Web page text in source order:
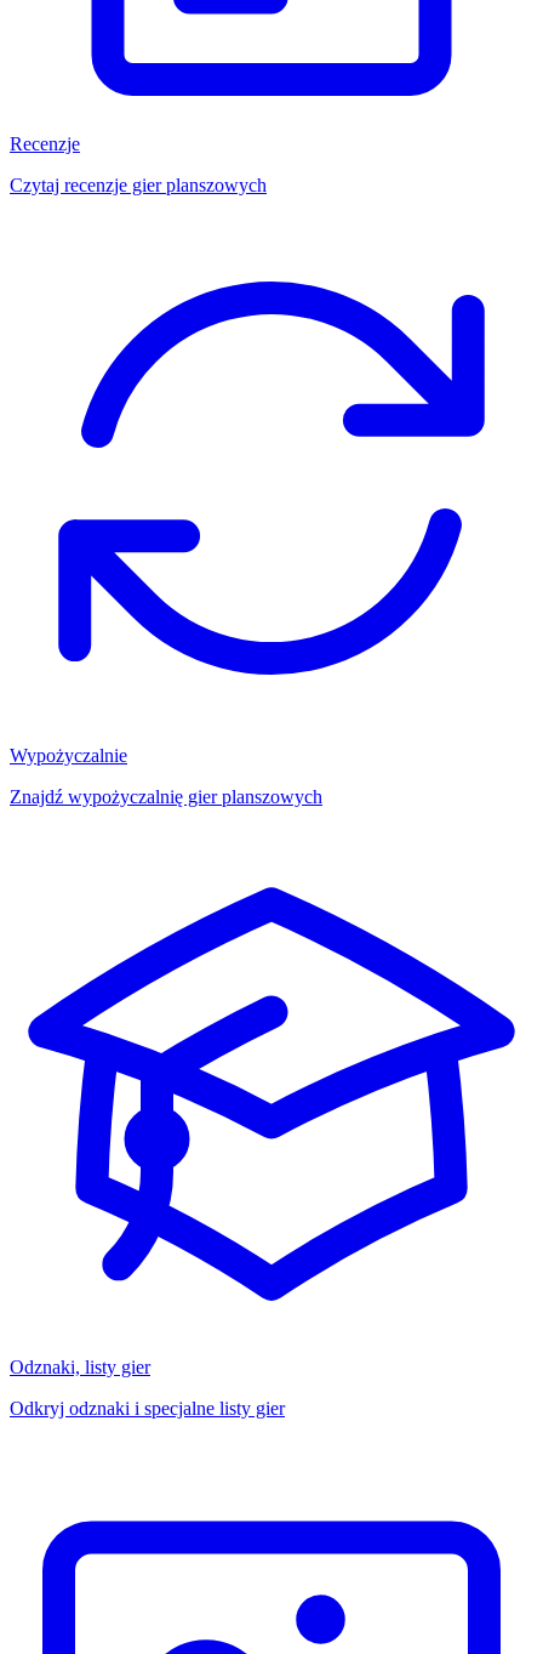
Recenzje
Czytaj recenzje gier planszowych
Wypożyczalnie
Znajdź wypożyczalnię gier planszowych
Odznaki, listy gier
Odkryj odznaki i specjalne listy gier